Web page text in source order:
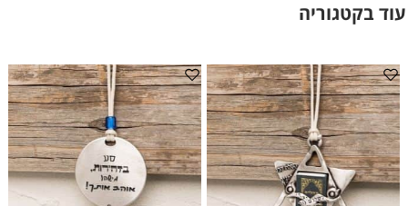
עוד בקטגוריה